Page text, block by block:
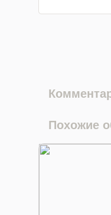
Похожие